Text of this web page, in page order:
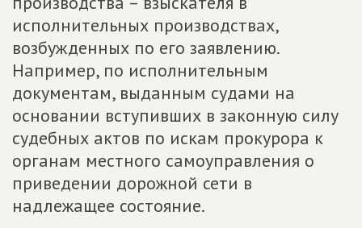
исполнительных производствах,
возбужденных по его заявлению.
Например, по исполнительным
документам, выданным судами на
основании вступивших в законную силу
судебных актов по искам прокурора к
органам местного самоуправления о
приведении дорожной сети в
надлежащее состояние.